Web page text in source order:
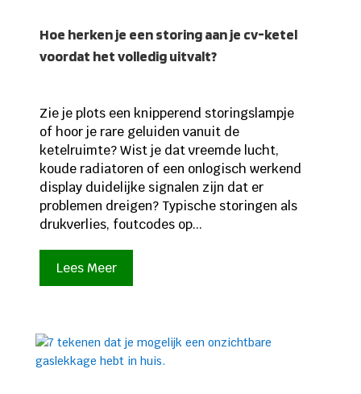
Hoe herken je een storing aan je cv-ketel
voordat het volledig uitvalt?
Zie je plots een knipperend storingslampje
of hoor je rare geluiden vanuit de
ketelruimte? Wist je dat vreemde lucht,
koude radiatoren of een onlogisch werkend
display duidelijke signalen zijn dat er
problemen dreigen? Typische storingen als
drukverlies, foutcodes op...
Lees Meer